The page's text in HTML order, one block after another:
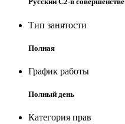
Тип занятости
Полная
График работы
Полный день
Категория прав